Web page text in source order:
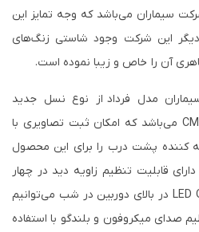
سیماران می‌باشد که وجه تمایز این
این شرکت وجود شاستی زنگ‌های
آن را خاص و زیبا نموده است.
مدل فرداد از نوع نسل جدید
دوربین‌های 1/3 مگاپیکسل CMOS می‌باشد که امکان ثبت تصاویری با
کننده پشت درب را برای این محصول
قابلیت تنظیم زاویه دید در چهار
جهت می‌باشد، بعلت وجود LED Oval در بالای دوربین در شب می‌توانیم
صدای میکروفون و بلندگو با استفاده